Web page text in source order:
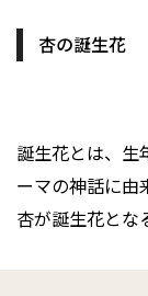
杏の誕生花
誕生花とは、生
ーマの神話に由
杏が誕生花とな